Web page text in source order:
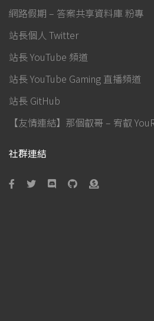
網路假期 – 答案共享資料庫 粉專
站長個人 Twitter
站長 YouTube 頻道
站長 YouTube Gaming 直播頻道
站長 GitHub
【友情連結】那個叡哥 – 宥叡
社群連結